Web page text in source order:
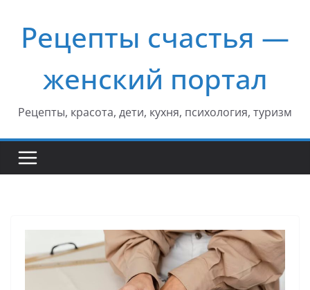
содержимому
Рецепты счастья —
женский портал
Рецепты, красота, дети, кухня, психология, туризм